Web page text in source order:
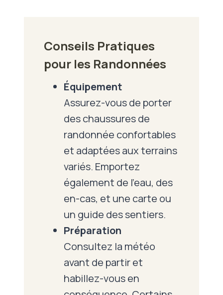
Conseils Pratiques
pour les Randonnées
Équipement
Assurez-vous de porter
des chaussures de
randonnée confortables
et adaptées aux terrains
variés. Emportez
également de l’eau, des
en-cas, et une carte ou
un guide des sentiers.
Préparation
Consultez la météo
avant de partir et
habillez-vous en